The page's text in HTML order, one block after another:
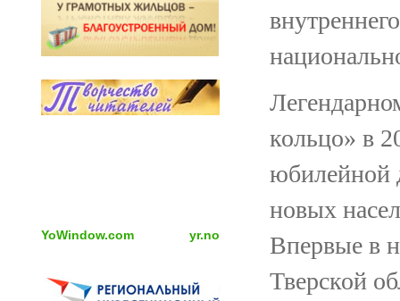
YoWindow.com yr.no
кольцо» в
юбилейной
новых
Впервые в
Тверской